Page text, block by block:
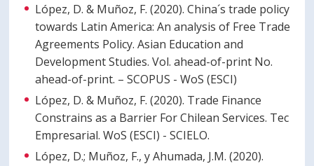
López, D. & Muñoz, F. (2020). China´s trade policy
towards Latin America: An analysis of Free Trade
Agreements Policy. Asian Education and
Development Studies. Vol. ahead-of-print No.
ahead-of-print. – SCOPUS - WoS (ESCI)
López, D. & Muñoz, F. (2020). Trade Finance
Constrains as a Barrier For Chilean Services. Tec
Empresarial. WoS (ESCI) - SCIELO.
López, D.; Muñoz, F., y Ahumada, J.M. (2020).